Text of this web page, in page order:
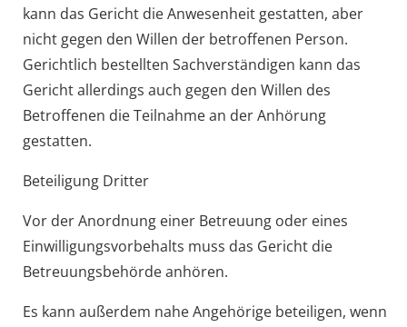
kann das Gericht die Anwesenheit gestatten, aber
nicht gegen den Willen der betroffenen Person.
Gerichtlich bestellten Sachverständigen kann das
Gericht allerdings auch gegen den Willen des
Betroffenen die Teilnahme an der Anhörung
gestatten.
Beteiligung Dritter
Vor der Anordnung einer Betreuung oder eines
Einwilligungsvorbehalts muss das Gericht die
Betreuungsbehörde anhören.
Es kann außerdem naheAngehörigebeteiligen, wenn